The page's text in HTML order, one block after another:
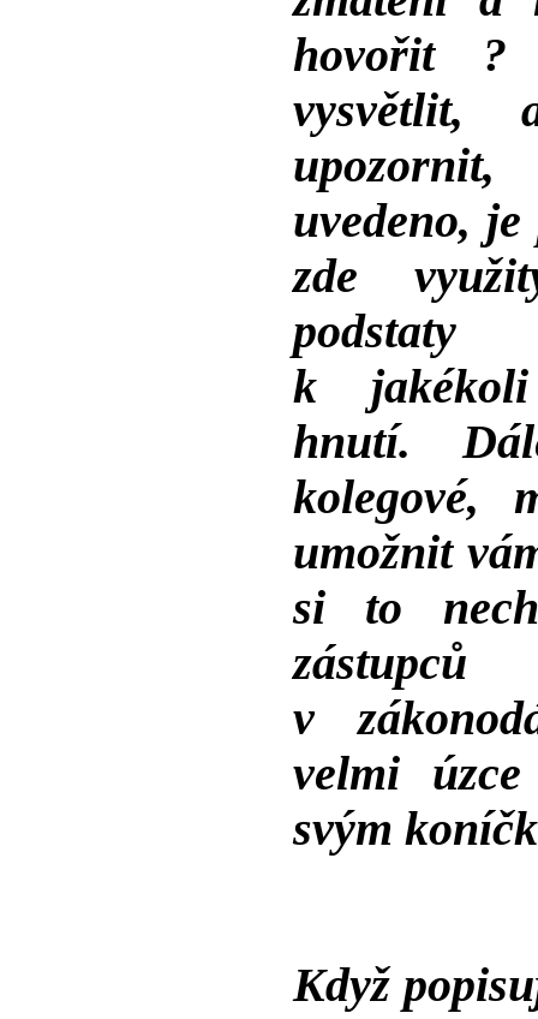
hovořit ?
vysvětlit,
uvedeno,
zde
podstaty
k jakékoli
hnutí.
kolegové,
umožnit
si to
v
velmi
svým
Když